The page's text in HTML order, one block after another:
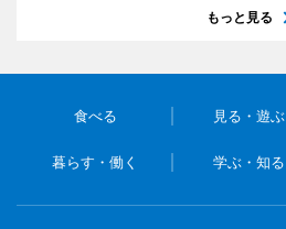
もっと見る
食べる 見る・遊ぶ
暮らす・働く 学ぶ・知る